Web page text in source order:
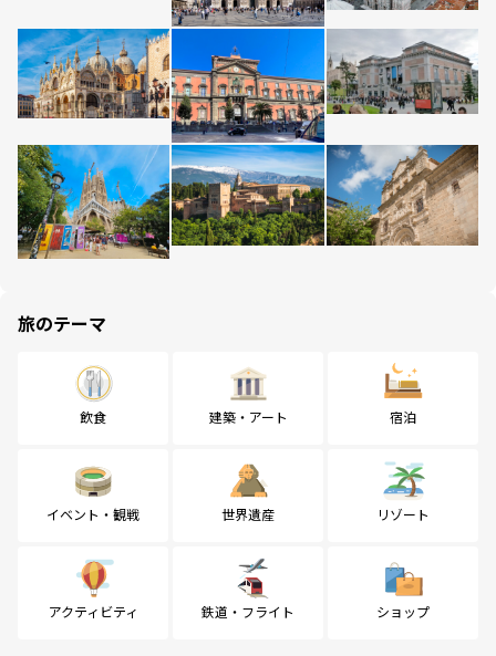
旅のテーマ
飲食 建築・アート 宿泊
イベント・観戦 世界遺産 リゾート
アクティビティ 鉄道・フライト ショップ